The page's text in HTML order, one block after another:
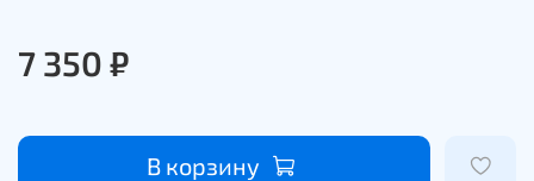
7 350 ₽
В корзину